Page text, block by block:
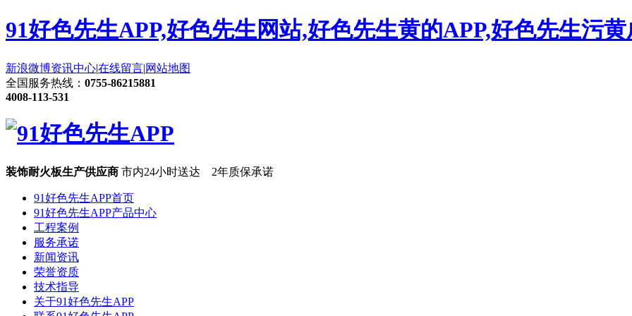
91好色先生APP,好色先生网站,好色先生黄的APP,好色先生污
新浪微博资讯中心|在线留言|网站地图
全国服务热线： 0755-86215881
4008-113-531
装饰耐火板生产供应商 市内24小时送达 2年质保承诺
91好色先生APP首页
91好色先生APP产品中心
工程案例
服务承诺
新闻资讯
荣誉资质
技术指导
关于91好色先生APP